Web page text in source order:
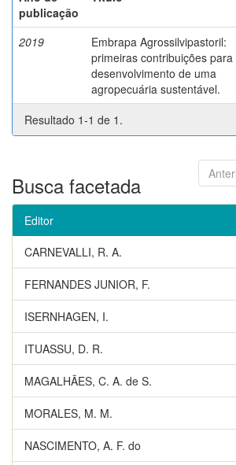
publicação
2019
Embrapa Agrossilvipastoril:
primeiras contribuições para
desenvolvimento de uma
agropecuária sustentável.
Resultado 1-1 de 1.
Busca facetada
Editor
CARNEVALLI, R. A.
FERNANDES JUNIOR, F.
ISERNHAGEN, I.
ITUASSU, D. R.
MAGALHÃES, C. A. de S.
MORALES, M. M.
NASCIMENTO, A. F. do